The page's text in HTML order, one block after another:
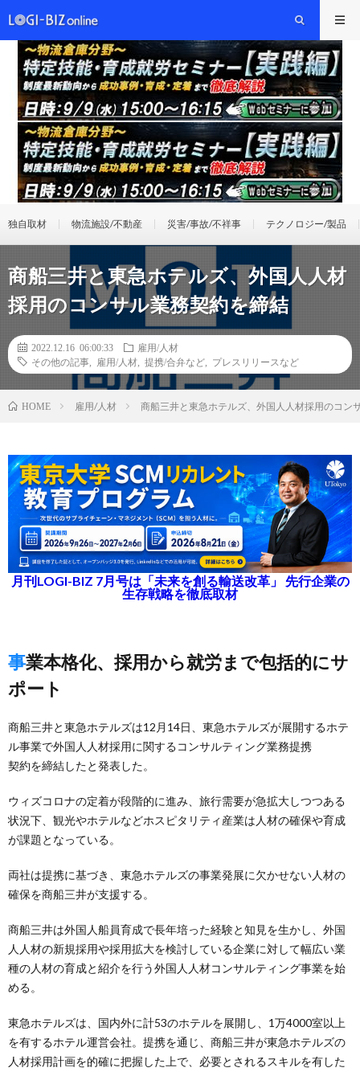
独自取材 物流施設/不動産 災害/事故/不祥事 テクノロジー/製品
商船三井と東急ホテルズ、外国人人材
採用のコンサル業務契約を締結
2022.12.16 06:00:33
雇用/人材
その他の記事
雇用/人材 提携/合弁など プレスリリースなど
HOME 雇用/人材 商船三井と東急ホテルズ、外国人人材採用のコン
月刊LOGI-BIZ 7月号は「未来を創る輸送改革」 先行企業の
生存戦略を徹底取材
事業本格化、採用から就労まで包括的にサ
ポート
商船三井と東急ホテルズは12月14日、東急ホテルズが展開するホテ
ル事業で外国人人材採用に関するコンサルティング業務提携
契約を締結したと発表した。
ウィズコロナの定着が段階的に進み、旅行需要が急拡大しつつある
状況下、観光やホテルなどホスピタリティ産業は人材の確保や育成
が課題となっている。
両社は提携に基づき、東急ホテルズの事業発展に欠かせない人材の
確保を商船三井が支援する。
商船三井は外国人船員育成で長年培った経験と知見を生かし、外国
人人材の新規採用や採用拡大を検討している企業に対して幅広い業
種の人材の育成と紹介を行う外国人人材コンサルティング事業を始
める。
東急ホテルズは、国内外に計53のホテルを展開し、1万4000室以上
を有するホテル運営会社。提携を通じ、商船三井が東急ホテルズの
人材採用計画を的確に把握した上で、必要とされるスキルを有した